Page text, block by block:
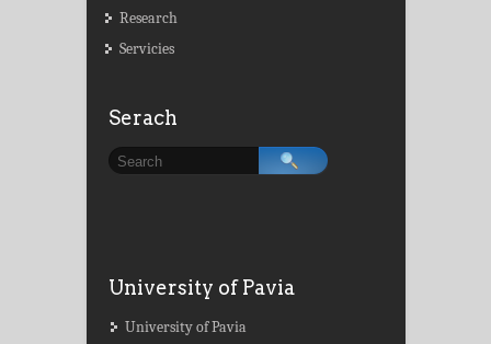
Research
Servicies
Serach
University of Pavia
University of Pavia